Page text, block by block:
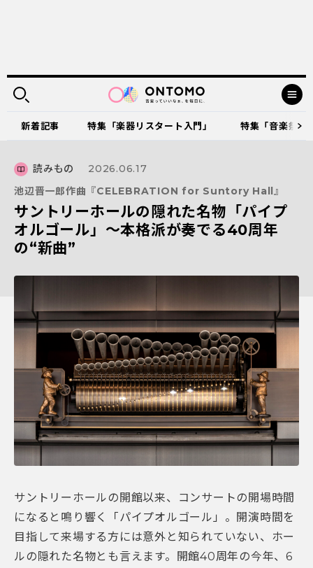
新着記事 特集「楽器リスタート入門」 特集「音楽祭
読みもの
2026.06.17
池辺晋一郎作曲『CELEBRATION for Suntory Hall』
サントリーホールの隠れた名物「パイプ
オルゴール」～本格派が奏でる40周年
の“新曲”
サントリーホールの開館以来、コンサートの開場時間
になると鳴り響く「パイプオルゴール」。開演時間を
目指して来場する方には意外と知られていない、ホー
ルの隠れた名物とも言えます。開館40周年の今年、6